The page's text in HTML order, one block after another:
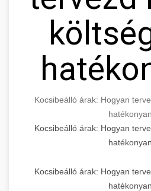
Kocsibeálló árak: Hogyan
Kocsibeálló árak: Hogyan
Kocsibeálló árak: Hogyan